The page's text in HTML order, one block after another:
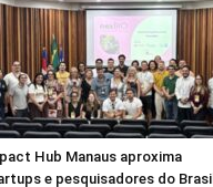
Hub Manaus aproxima
e pesquisadores do Brasil